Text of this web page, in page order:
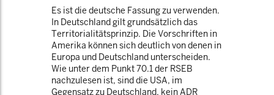
Es ist die deutsche Fassung zu verwenden.
In Deutschland gilt grundsätzlich das
Territorialitätsprinzip. Die Vorschriften in
Amerika können sich deutlich von denen in
Europa und Deutschland unterscheiden.
Wie unter dem Punkt 70.1 der RSEB
nachzulesen ist, sind die USA, im
Gegensatz zu Deutschland, kein ADR